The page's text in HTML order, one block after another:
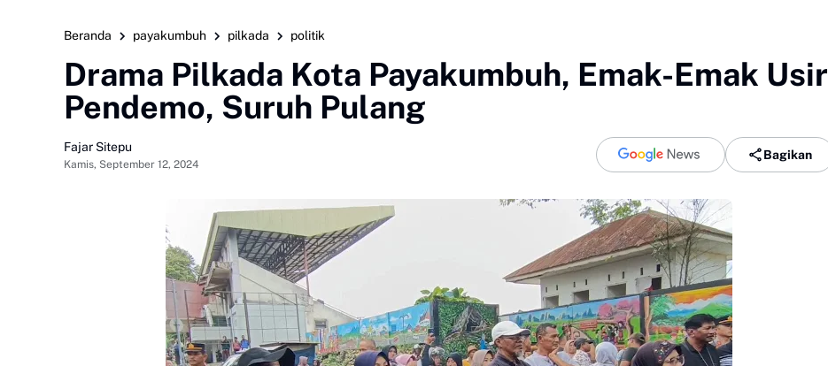
Beranda payakumbuh pilkada politik
Drama Pilkada Kota Payakumbuh, Emak-Emak Usir
Pendemo, Suruh Pulang
Fajar Sitepu
Kamis, September 12, 2024
Bagikan